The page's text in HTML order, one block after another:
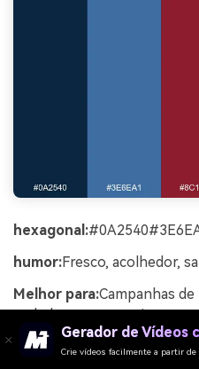
hexagonal:
humor:Fresco, acolhedor,
Melhor para:Campanhas
embalagens sazonais
Fresco e aconchegante,
Gerador de Vídeos
Crie vídeos facilmente a partir de